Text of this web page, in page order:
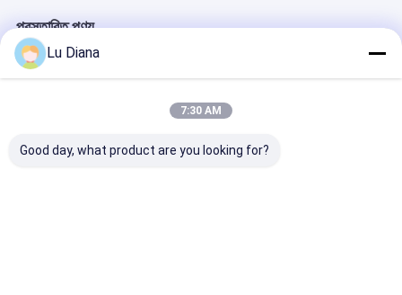
প্রস্তাবিত পণ্য
Lu Diana
7:30 AM
Good day, what product are you looking for?